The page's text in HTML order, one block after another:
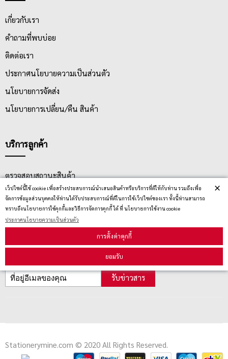
เว็ปไซต์นี้ใช้ cookie เพื่อสร้างประสบการณ์นำเสนอสินค้าหรือบริการที่ดีให้กับท่าน รวมถึงเพื่อ
จัดการข้อมูลส่วนบุคคลให้ท่านได้รับประสบการณ์ที่ดีในการใช้เว็ปไซต์ของเรา ทั้งนี้ท่านสามารถ
ทราบถึงนโยบายการใช้คุกกี้และวิธีการจัดการคุกกี้ ได้ ที่ นโยบายการใช้งาน cookie
ประกาศนโยบายความเป็นส่วนตัว
การตั้งค่าคุกกี้
ยอมรับ
×
เกี่ยวกับเรา
คำถามที่พบบ่อย
ติดต่อเรา
ประกาศนโยบายความเป็นส่วนตัว
นโยบายการจัดส่ง
นโยบายการเปลี่ยน/คืน สินค้า
บริการลูกค้า
ตรวจสอบสถานะสินค้า
คู่มือนักช้อป
วิธีลบคุกกี้
สมัครรับข่าวสาร
รับข่าวสาร
Stationerymine.com © 2020 All Rights Reserved.